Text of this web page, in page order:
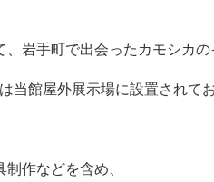
、岩手町で出会ったカモシカ
当館屋外展示場に設置されて
作などを含め、